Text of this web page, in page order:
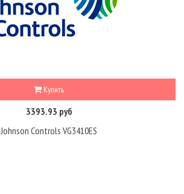
Купить
3393.93 руб
Johnson Controls VG3410ES